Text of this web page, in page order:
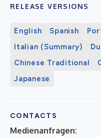
RELEASE VERSIONS
English Spanish
Italian (Summary)
Chinese Traditional
Japanese
CONTACTS
Medienanfragen: